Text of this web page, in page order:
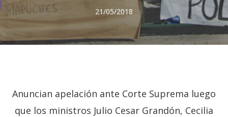
21/05/2018
Anuncian apelación ante Corte Suprema luego
que los ministros Julio Cesar Grandón, Cecilia